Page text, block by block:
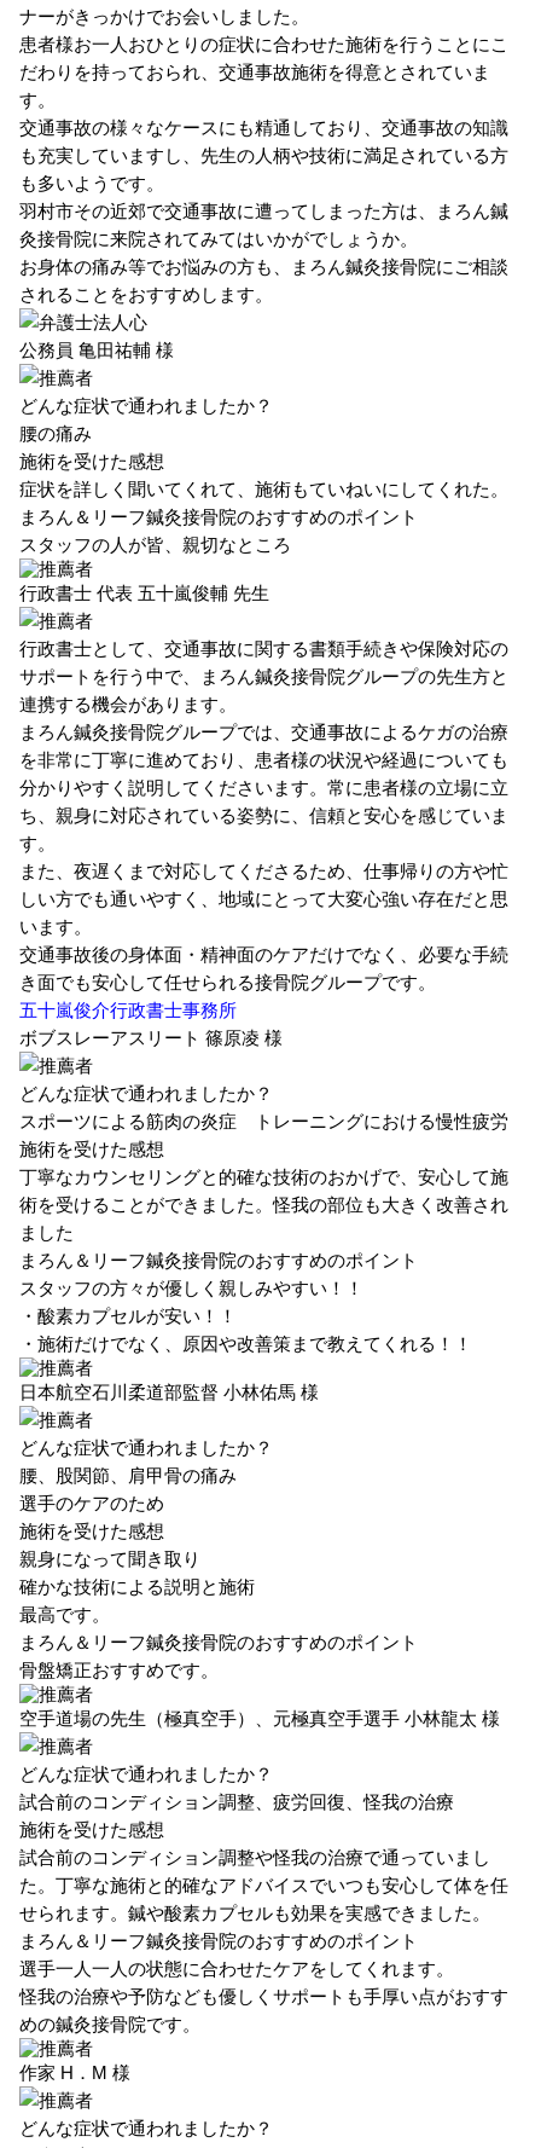
ナーがきっかけでお会いしました。
患者様お一人おひとりの症状に合わせた施術を行うことにこ
だわりを持っておられ、交通事故施術を得意とされていま
す。
交通事故の様々なケースにも精通しており、交通事故の知識
も充実していますし、先生の人柄や技術に満足されている方
も多いようです。
羽村市その近郊で交通事故に遭ってしまった方は、まろん鍼
灸接骨院に来院されてみてはいかがでしょうか。
お身体の痛み等でお悩みの方も、まろん鍼灸接骨院にご相談
されることをおすすめします。
公務員 亀田祐輔 様
どんな症状で通われましたか？
腰の痛み
施術を受けた感想
症状を詳しく聞いてくれて、施術もていねいにしてくれた。
まろん＆リーフ鍼灸接骨院のおすすめのポイント
スタッフの人が皆、親切なところ
行政書士 代表 五十嵐俊輔 先生
行政書士として、交通事故に関する書類手続きや保険対応の
サポートを行う中で、まろん鍼灸接骨院グループの先生方と
連携する機会があります。
まろん鍼灸接骨院グループでは、交通事故によるケガの治療
を非常に丁寧に進めており、患者様の状況や経過についても
分かりやすく説明してくださいます。常に患者様の立場に立
ち、親身に対応されている姿勢に、信頼と安心を感じていま
す。
また、夜遅くまで対応してくださるため、仕事帰りの方や忙
しい方でも通いやすく、地域にとって大変心強い存在だと思
います。
交通事故後の身体面・精神面のケアだけでなく、必要な手続
き面でも安心して任せられる接骨院グループです。
五十嵐俊介行政書士事務所
ボブスレーアスリート 篠原凌 様
どんな症状で通われましたか？
スポーツによる筋肉の炎症 トレーニングにおける慢性疲労
施術を受けた感想
丁寧なカウンセリングと的確な技術のおかげで、安心して施
術を受けることができました。怪我の部位も大きく改善され
ました
まろん＆リーフ鍼灸接骨院のおすすめのポイント
スタッフの方々が優しく親しみやすい！！
・酸素カプセルが安い！！
・施術だけでなく、原因や改善策まで教えてくれる！！
日本航空石川柔道部監督 小林佑馬 様
どんな症状で通われましたか？
腰、股関節、肩甲骨の痛み
選手のケアのため
施術を受けた感想
親身になって聞き取り
確かな技術による説明と施術
最高です。
まろん＆リーフ鍼灸接骨院のおすすめのポイント
骨盤矯正おすすめです。
空手道場の先生（極真空手）、元極真空手選手 小林龍太 様
どんな症状で通われましたか？
試合前のコンディション調整、疲労回復、怪我の治療
施術を受けた感想
試合前のコンディション調整や怪我の治療で通っていまし
た。丁寧な施術と的確なアドバイスでいつも安心して体を任
せられます。鍼や酸素カプセルも効果を実感できました。
まろん＆リーフ鍼灸接骨院のおすすめのポイント
選手一人一人の状態に合わせたケアをしてくれます。
怪我の治療や予防なども優しくサポートも手厚い点がおすす
めの鍼灸接骨院です。
作家 H．M 様
どんな症状で通われましたか？